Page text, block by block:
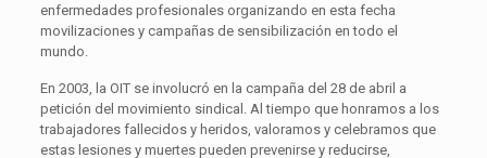
enfermedades profesionales organizando en esta fecha
movilizaciones y campañas de sensibilización en todo el
mundo.
En 2003, la OIT se involucró en la campaña del 28 de abril a
petición del movimiento sindical. Al tiempo que honramos a los
trabajadores fallecidos y heridos, valoramos y celebramos que
estas lesiones y muertes pueden prevenirse y reducirse,